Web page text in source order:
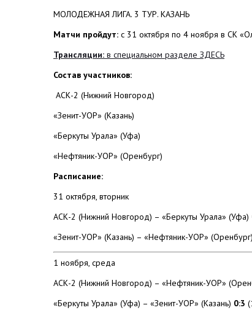
МОЛОДЕЖНАЯ ЛИГА. 3 ТУР. КАЗАНЬ
Матчи пройдут: с 31 октября по 4 ноября в СК
Трансляции: в специальном разделе ЗДЕСЬ
Состав участников:
АСК-2 (Нижний Новгород)
«Зенит-УОР» (Казань)
«Беркуты Урала» (Уфа)
«Нефтяник-УОР» (Оренбург)
Расписание:
31 октября, вторник
АСК-2 (Нижний Новгород) – «Беркуты Урала» (Уфа)
«Зенит-УОР» (Казань) – «Нефтяник-УОР» (Оренбург)
1 ноября, среда
АСК-2 (Нижний Новгород) – «Нефтяник-УОР»
«Беркуты Урала» (Уфа) – «Зенит-УОР» (Казань) 0:3